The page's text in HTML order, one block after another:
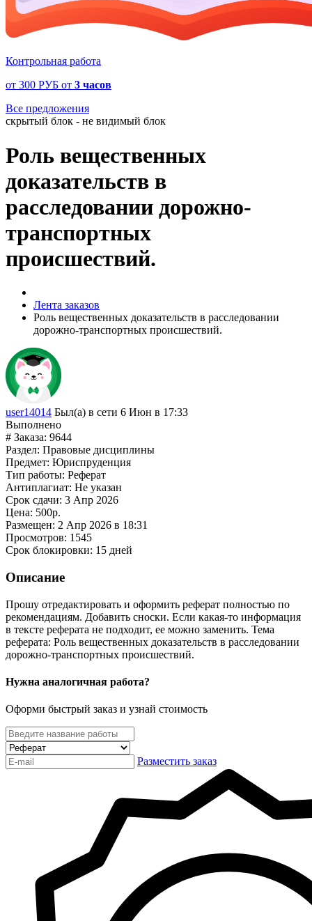
Контрольная работа
от 300 РУБ от 3 часов
Все предложения
скрытый блок - не видимый блок
Роль вещественных
доказательств в
расследовании дорожно-
транспортных
происшествий.
Лента заказов
Роль вещественных доказательств в расследовании
дорожно-транспортных происшествий.
user14014 Был(а) в сети 6 Июн в 17:33
Выполнено
# Заказа: 9644
Раздел: Правовые дисциплины
Предмет: Юриспруденция
Тип работы: Реферат
Антиплагиат: Не указан
Срок сдачи: 3 Апр 2026
Цена: 500р.
Размещен: 2 Апр 2026 в 18:31
Просмотров: 1545
Срок блокировки: 15 дней
Описание
Прошу отредактировать и оформить реферат полностью по
рекомендациям. Добавить сноски. Если какая-то информация
в тексте реферата не подходит, ее можно заменить. Тема
реферата: Роль вещественных доказательств в расследовании
дорожно-транспортных происшествий.
Нужна аналогичная работа?
Оформи быстрый заказ и узнай стоимость
Разместить заказ